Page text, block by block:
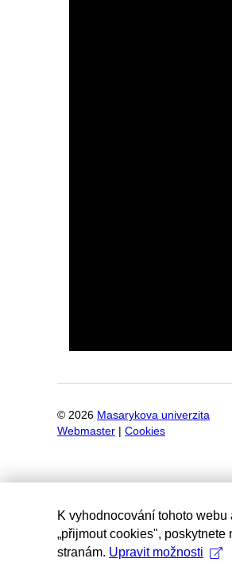
© 2026 Masarykova univerzita
Webmaster
Cookies
K vyhodnocování tohoto
„přijmout cookies",
stranám. Upravit možnosti